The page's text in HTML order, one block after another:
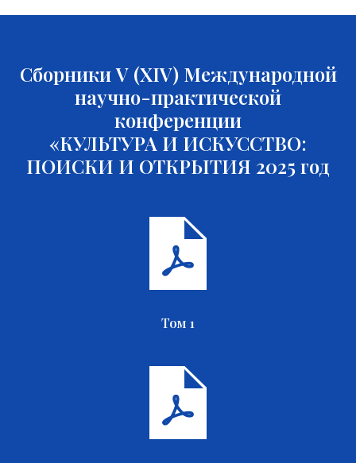
Сборники V (XIV) Международной
научно-практической
конференции
«КУЛЬТУРА И ИСКУССТВО:
ПОИСКИ И ОТКРЫТИЯ 2025 год
Том 1